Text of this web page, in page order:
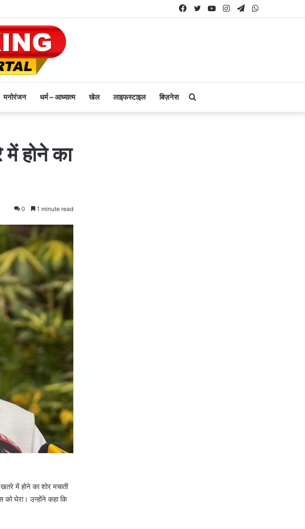
Telegram
Instagram
YouTube
Twitter
Facebook
मनोरंजन धर्म – आध्यात्म खेल लाइफस्टाइल बिज़नेस
होने का
0 1 minute read
में होने का शोर मचाती
को घेरा। उन्होंने कहा कि